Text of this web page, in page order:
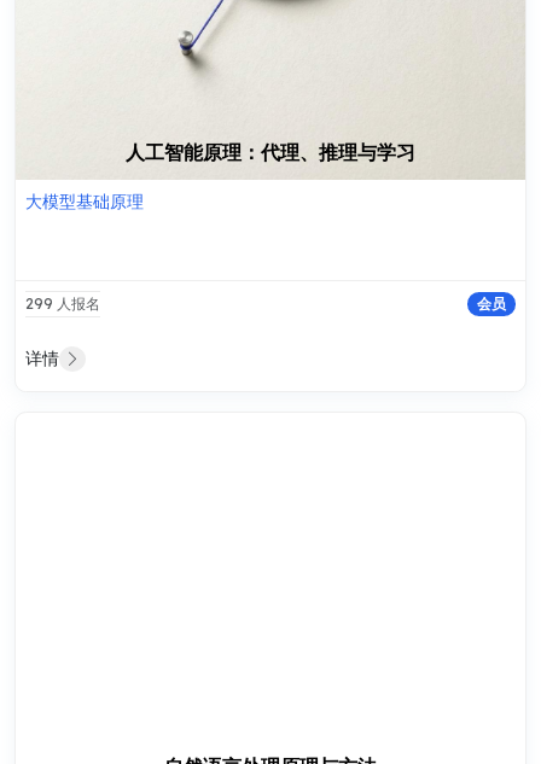
人工智能原理：代理、推理与学习
大模型基础原理
299 人报名 会员
详情